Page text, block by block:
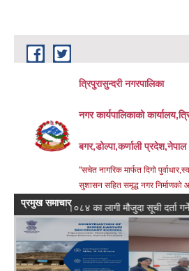
Skip to main content
त्रिपुरासुन्दरी नगरपालिका
नगर कार्यपालिकाको
बगर,डोल्पा,कर्णाली प्रदेश,नेपाल
"सचेत नागरिक मार्फत दिगो
सुशासन सहित समृद्ध नगर निर्माणको
प्रमुख समाचार
२०८३।०८४ का लागी मौजुदा सूची दर्ता गर्ने